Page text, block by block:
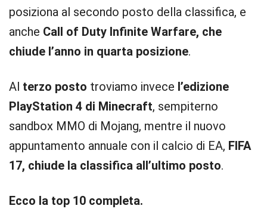
posiziona al secondo posto della classifica, e
anche Call of Duty Infinite Warfare, che
chiude l’anno in quarta posizione.
Al terzo posto troviamo invece l’edizione
PlayStation 4 di Minecraft, sempiterno
sandbox MMO di Mojang, mentre il nuovo
appuntamento annuale con il calcio di EA, FIFA
17, chiude la classifica all’ultimo posto.
Ecco la top 10 completa.